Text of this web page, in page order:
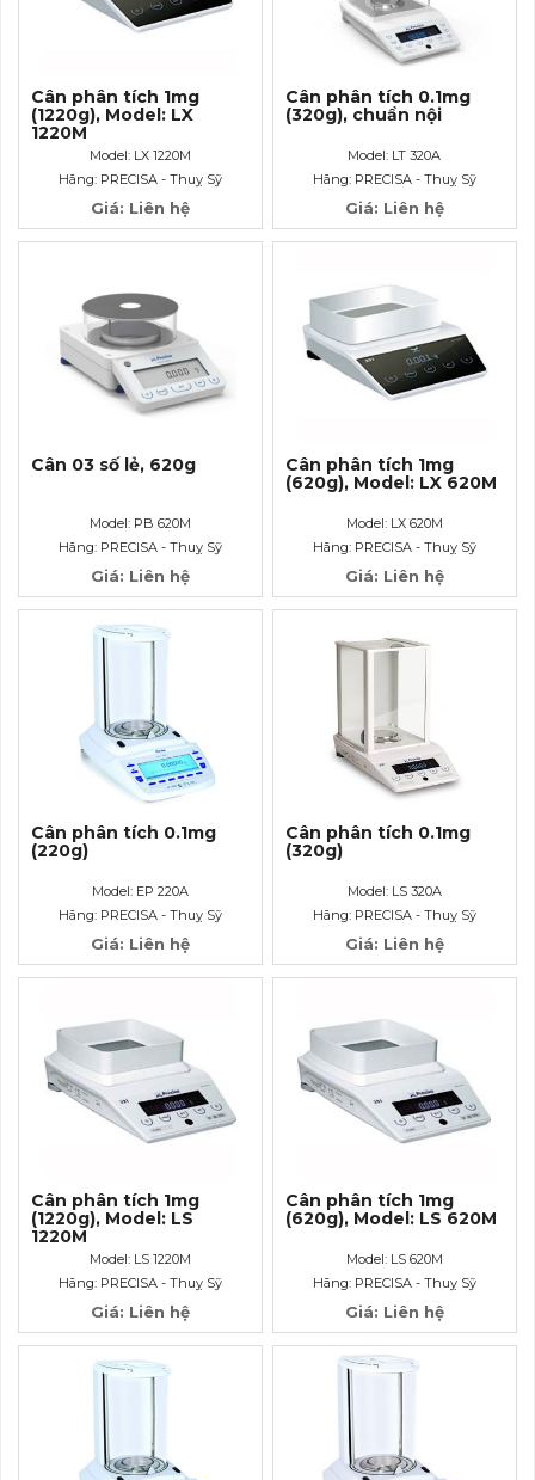
Cân phân tích 1mg
(1220g), Model: LX
1220M
Model: LX 1220M
Hãng: PRECISA - Thuỵ Sỹ
Giá: Liên hệ
Cân phân tích 0.1mg
(320g), chuẩn nội
Model: LT 320A
Hãng: PRECISA - Thuỵ Sỹ
Giá: Liên hệ
Cân 03 số lẻ, 620g
Model: PB 620M
Hãng: PRECISA - Thuỵ Sỹ
Giá: Liên hệ
Cân phân tích 1mg
(620g), Model: LX 620M
Model: LX 620M
Hãng: PRECISA - Thuỵ Sỹ
Giá: Liên hệ
Cân phân tích 0.1mg
(220g)
Model: EP 220A
Hãng: PRECISA - Thuỵ Sỹ
Giá: Liên hệ
Cân phân tích 0.1mg
(320g)
Model: LS 320A
Hãng: PRECISA - Thuỵ Sỹ
Giá: Liên hệ
Cân phân tích 1mg
(1220g), Model: LS
1220M
Model: LS 1220M
Hãng: PRECISA - Thuỵ Sỹ
Giá: Liên hệ
Cân phân tích 1mg
(620g), Model: LS 620M
Model: LS 620M
Hãng: PRECISA - Thuỵ Sỹ
Giá: Liên hệ